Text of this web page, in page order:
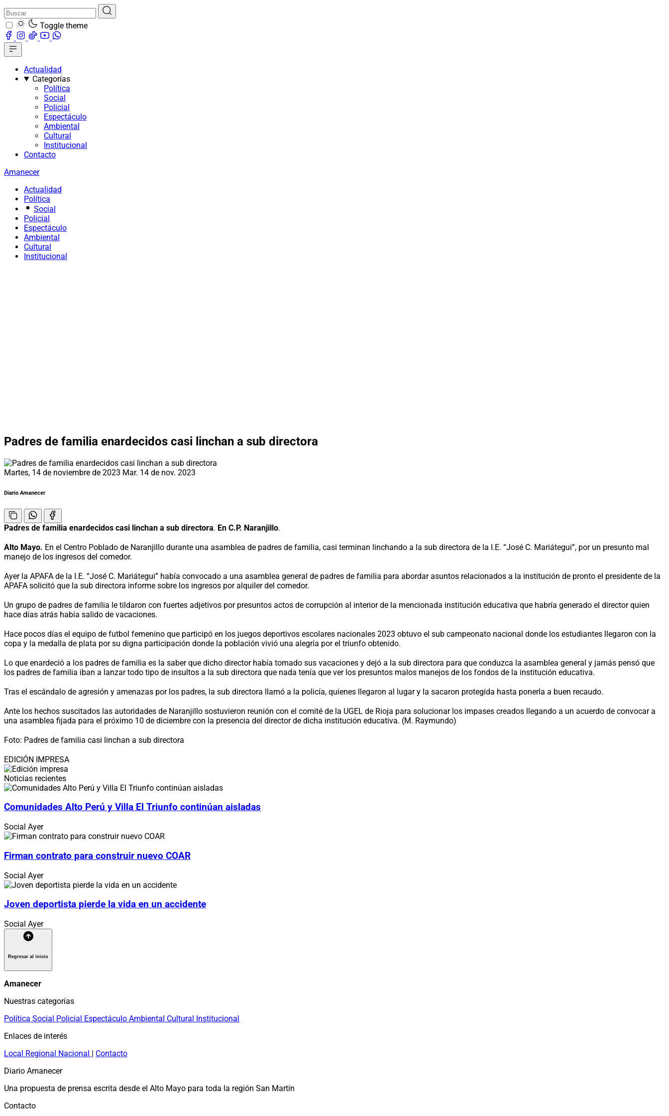
Toggle theme
Actualidad
Categorías
Política
Social
Policial
Espectáculo
Ambiental
Cultural
Institucional
Contacto
Amanecer
Actualidad
Política
Social
Policial
Espectáculo
Ambiental
Cultural
Institucional
Padres de familia enardecidos casi linchan a sub directora
Martes, 14 de noviembre de 2023 Mar. 14 de nov. 2023
Diario Amanecer
Padres de familia enardecidos casi linchan a sub directora. En C.P. Naranjillo.
Alto Mayo. En el Centro Poblado de Naranjillo durante una asamblea de padres de familia, casi terminan linchando a la sub directora de la I.E. “José C. Mariátegui”, por un presunto mal
manejo de los ingresos del comedor.
Ayer la APAFA de la I.E. “José C. Mariátegui” había convocado a una asamblea general de padres de familia para abordar asuntos relacionados a la institución de pronto el presidente de la
APAFA solicitó que la sub directora informe sobre los ingresos por alquiler del comedor.
Un grupo de padres de familia le tildaron con fuertes adjetivos por presuntos actos de corrupción al interior de la mencionada institución educativa que habría generado el director quien
hace días atrás había salido de vacaciones.
Hace pocos días el equipo de futbol femenino que participó en los juegos deportivos escolares nacionales 2023 obtuvo el sub campeonato nacional donde los estudiantes llegaron con la
copa y la medalla de plata por su digna participación donde la población vivió una alegría por el triunfo obtenido.
Lo que enardeció a los padres de familia es la saber que dicho director había tomado sus vacaciones y dejó a la sub directora para que conduzca la asamblea general y jamás pensó que
los padres de familia iban a lanzar todo tipo de insultos a la sub directora que nada tenía que ver los presuntos malos manejos de los fondos de la institución educativa.
Tras el escándalo de agresión y amenazas por los padres, la sub directora llamó a la policía, quienes llegaron al lugar y la sacaron protegida hasta ponerla a buen recaudo.
Ante los hechos suscitados las autoridades de Naranjillo sostuvieron reunión con el comité de la UGEL de Rioja para solucionar los impases creados llegando a un acuerdo de convocar a
una asamblea fijada para el próximo 10 de diciembre con la presencia del director de dicha institución educativa. (M. Raymundo)
Foto: Padres de familia casi linchan a sub directora
EDICIÓN IMPRESA
Noticias recientes
Comunidades Alto Perú y Villa El Triunfo continúan aisladas
Social Ayer
Firman contrato para construir nuevo COAR
Social Ayer
Joven deportista pierde la vida en un accidente
Social Ayer
Regresar al inicio
Amanecer
Nuestras categorías
Política Social Policial Espectáculo Ambiental Cultural Institucional
Enlaces de interés
Local Regional Nacional | Contacto
Diario Amanecer
Una propuesta de prensa escrita desde el Alto Mayo para toda la región San Martín
Contacto